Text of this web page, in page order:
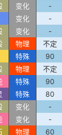
变化 -
变化 -
变化 -
物理 不定
特殊 90
物理 不定
特殊 90
特殊 80
变化 -
变化 -
物理 60